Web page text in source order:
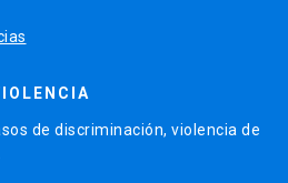
de discriminación, violencia de